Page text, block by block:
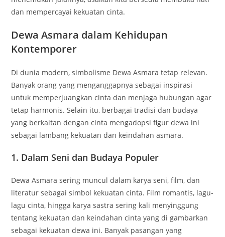
dan mempercayai kekuatan cinta.
Dewa Asmara dalam Kehidupan
Kontemporer
Di dunia modern, simbolisme Dewa Asmara tetap relevan.
Banyak orang yang menganggapnya sebagai inspirasi
untuk memperjuangkan cinta dan menjaga hubungan agar
tetap harmonis. Selain itu, berbagai tradisi dan budaya
yang berkaitan dengan cinta mengadopsi figur dewa ini
sebagai lambang kekuatan dan keindahan asmara.
1. Dalam Seni dan Budaya Populer
Dewa Asmara sering muncul dalam karya seni, film, dan
literatur sebagai simbol kekuatan cinta. Film romantis, lagu-
lagu cinta, hingga karya sastra sering kali menyinggung
tentang kekuatan dan keindahan cinta yang di gambarkan
sebagai kekuatan dewa ini. Banyak pasangan yang